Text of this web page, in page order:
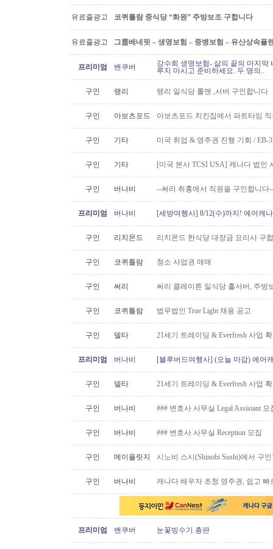
유료줄광고 코퀴틀람 중식당 “화원” 주방보조 구합니다
유료줄광고 그룹베네핏 – 생명보험 – 중병보험 – 유산상속플
프리미엄 밴쿠버
강수희 생명보험- 삶의 끝의 마지막
루지 마시고 준비하세요. 두 명의..
구인 랭리 랭리 일식당 롤맨 ,서버 구인합니다
구인 아보츠포드 아보츠포드 치킨집에서 파트타임
구인 기타 미국 취업 & 영주권 진행 기회 / EB-
구인 기타 [미국 본사 TCSI USA] 캐나다 법인
구인 버나비 --써리 취홍에서 직원을 구인합니다
프리미엄 버나비 [세방여행사] 8/12(수)까지! 에어캐
구인 리치몬드 리치몬드 한식당 대장금 요리사 구
구인 코퀴틀람 청소 사업권 매매
구인 써리 써리 클레이튼 일식당 홀서버, 주방
구인 코퀴틀람 법무법인 True Light 채용 공고
구인 델타 21세기 트레이딩 & Everfresh 사업
프리미엄 버나비 [블루버드여행사] (오늘 마감) 에어
구인 델타 21세기 트레이딩 & Everfresh 사업
구인 버나비 ### 변호사 사무실 Legal Assistant 모
구인 버나비 ### 변호사 사무실 Reception 모집
구인 메이플릿지 시노비 스시(Shinobi Sushi)에서 구
구인 버나비 캐나다 배우자 초청 영주권, 쉽고 빠
프리미엄 밴쿠버 눈꽃빙수기 총판